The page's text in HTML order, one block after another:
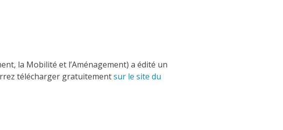
la Mobilité et l’Aménagement) a édité un
télécharger gratuitementsur le site du